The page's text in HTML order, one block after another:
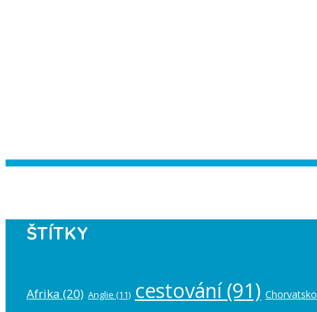
ŠTÍTKY
Afrika (20) Anglie (11) cestování(91) Chorvatsko